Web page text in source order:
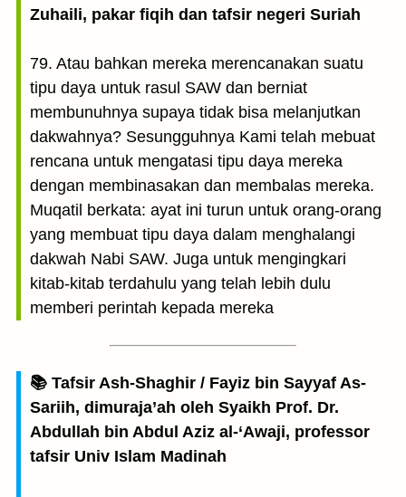
Zuhaili, pakar fiqih dan tafsir negeri Suriah
79. Atau bahkan mereka merencanakan suatu
tipu daya untuk rasul SAW dan berniat
membunuhnya supaya tidak bisa melanjutkan
dakwahnya? Sesungguhnya Kami telah mebuat
rencana untuk mengatasi tipu daya mereka
dengan membinasakan dan membalas mereka.
Muqatil berkata: ayat ini turun untuk orang-orang
yang membuat tipu daya dalam menghalangi
dakwah Nabi SAW. Juga untuk mengingkari
kitab-kitab terdahulu yang telah lebih dulu
memberi perintah kepada mereka
📚 Tafsir Ash-Shaghir / Fayiz bin Sayyaf As-
Sariih, dimuraja’ah oleh Syaikh Prof. Dr.
Abdullah bin Abdul Aziz al-‘Awaji, professor
tafsir Univ Islam Madinah